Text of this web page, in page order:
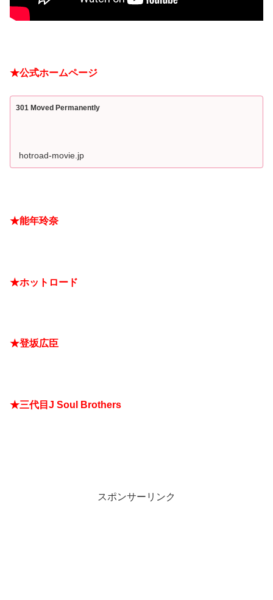
★公式ホームページ
301 Moved Permanently
hotroad-movie.jp
★能年玲奈
★ホットロード
★登坂広臣
★三代目J Soul Brothers
スポンサーリンク